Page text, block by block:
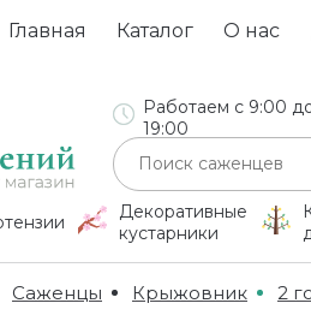
Главная Каталог О нас
Работаем с 9:00
19:00
Декоративные
кустарники
Саженцы Крыжовник 2